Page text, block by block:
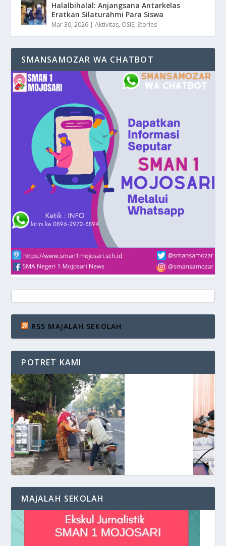
Halalbihalal: Anjangsana Antarkelas
Eratkan Silaturahmi Para Siswa
Mar 30, 2026 |Aktivitas, OSIS, Stories
SMANSAMOZAR WA CHATBOT
RSS MAJALAH SEKOLAH
POTRET KAMI
MAJALAH SEKOLAH